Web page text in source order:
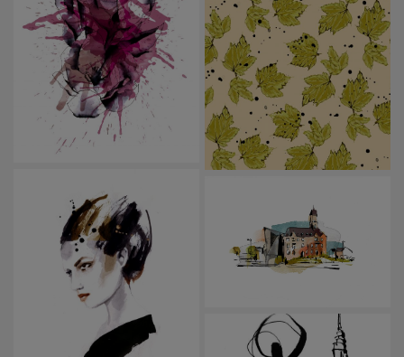
ARCHITECTURE
PATTERN
FASHION
EDITORIAL
CLIENTS
CONTACT